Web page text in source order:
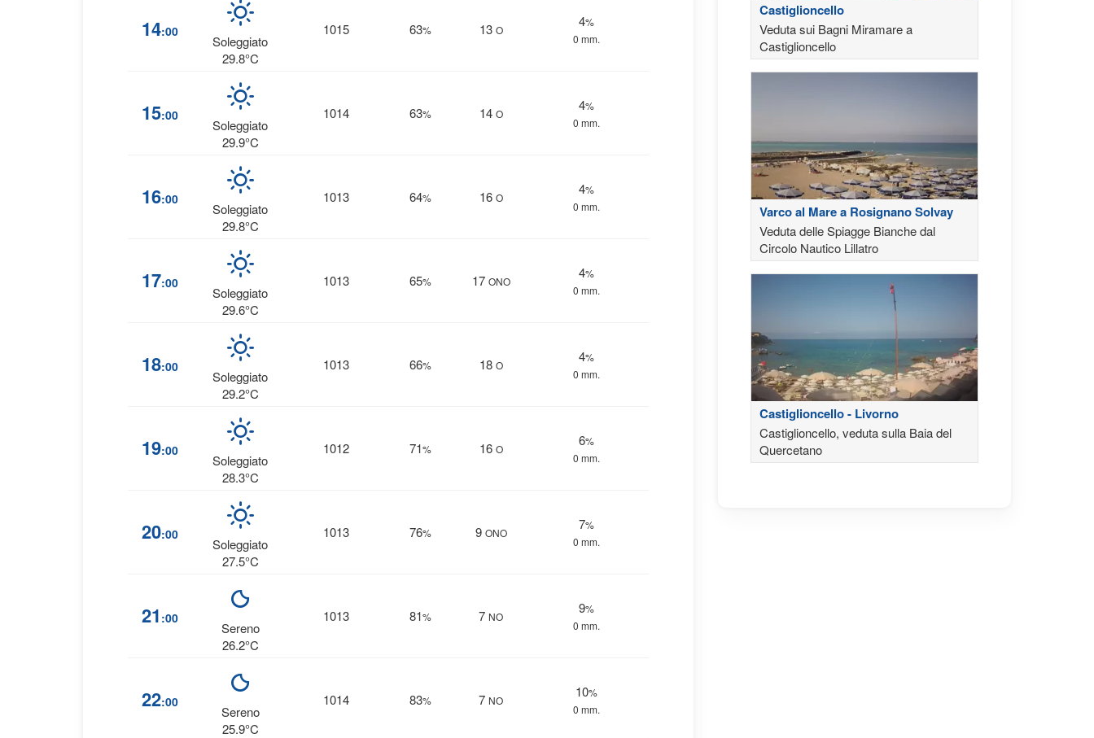
14:00
Soleggiato
29.8°C
1015 63% 13 O
4%
0 mm.
15:00
Soleggiato
29.9°C
1014 63% 14 O
4%
0 mm.
16:00
Soleggiato
29.8°C
1013 64% 16 O
4%
0 mm.
17:00
Soleggiato
29.6°C
1013 65% 17 ONO
4%
0 mm.
18:00
Soleggiato
29.2°C
1013 66% 18 O
4%
0 mm.
19:00
Soleggiato
28.3°C
1012 71% 16 O
6%
0 mm.
20:00
Soleggiato
27.5°C
1013 76% 9 ONO
7%
0 mm.
21 :00
Sereno
26.2°C
1013 81% 7 NO
9%
0 mm.
22:00
Sereno
25.9°C
1014 83% 7 NO
10%
0 mm.
Castiglioncello
Veduta sui Bagni Miramare a
Castiglioncello
Varco al Mare a Rosignano Solvay
Veduta delle Spiagge Bianche dal
Circolo Nautico Lillatro
Castiglioncello - Livorno
Castiglioncello, veduta sulla Baia del
Quercetano